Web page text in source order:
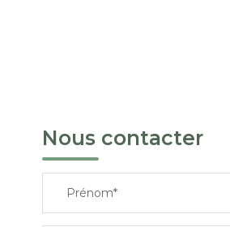
Nous contacter
Prénom*